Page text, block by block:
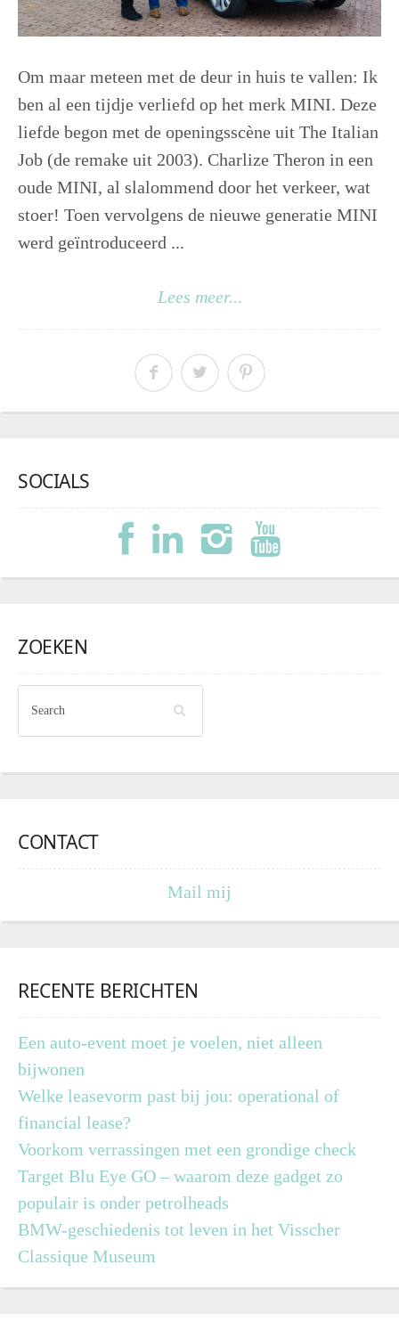
Om maar meteen met de deur in huis te vallen: Ik
ben al een tijdje verliefd op het merk MINI. Deze
liefde begon met de openingsscène uit The Italian
Job (de remake uit 2003). Charlize Theron in een
oude MINI, al slalommend door het verkeer, wat
stoer! Toen vervolgens de nieuwe generatie MINI
werd geïntroduceerd ...
Lees meer...
SOCIALS
ZOEKEN
CONTACT
Mail mij
RECENTE BERICHTEN
Een auto-event moet je voelen, niet alleen
bijwonen
Welke leasevorm past bij jou: operational of
financial lease?
Voorkom verrassingen met een grondige check
Target Blu Eye GO – waarom deze gadget zo
populair is onder petrolheads
BMW-geschiedenis tot leven in het Visscher
Classique Museum